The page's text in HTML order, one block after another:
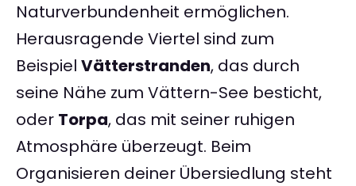
Naturverbundenheit ermöglichen.
Herausragende Viertel sind zum
Beispiel Vätterstranden, das durch
seine Nähe zum Vättern-See besticht,
oder Torpa, das mit seiner ruhigen
Atmosphäre überzeugt. Beim
Organisieren deiner Übersiedlung steht